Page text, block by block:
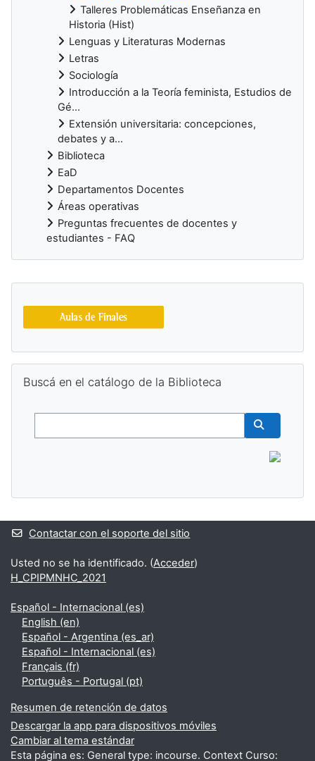
Talleres Problemáticas Enseñanza en
Historia (Hist)
Lenguas y Literaturas Modernas
Letras
Sociología
Introducción a la Teoría feminista, Estudios de
Gé...
Extensión universitaria: concepciones,
debates y a...
Biblioteca
EaD
Departamentos Docentes
Áreas operativas
Preguntas frecuentes de docentes y
estudiantes - FAQ
Bloques suplementarios
Buscá en el catálogo de la Biblioteca
Buscar
Contactar con el soporte del sitio
Usted no se ha identificado. (Acceder)
H_CPIPMNHC_2021
Español - Internacional ‎(es)‎
English ‎(en)‎
Español - Argentina ‎(es_ar)‎
Español - Internacional ‎(es)‎
Français ‎(fr)‎
Português - Portugal ‎(pt)‎
Resumen de retención de datos
Descargar la app para dispositivos móviles
Cambiar al tema estándar
Esta página es: General type: incourse. Context Curso: